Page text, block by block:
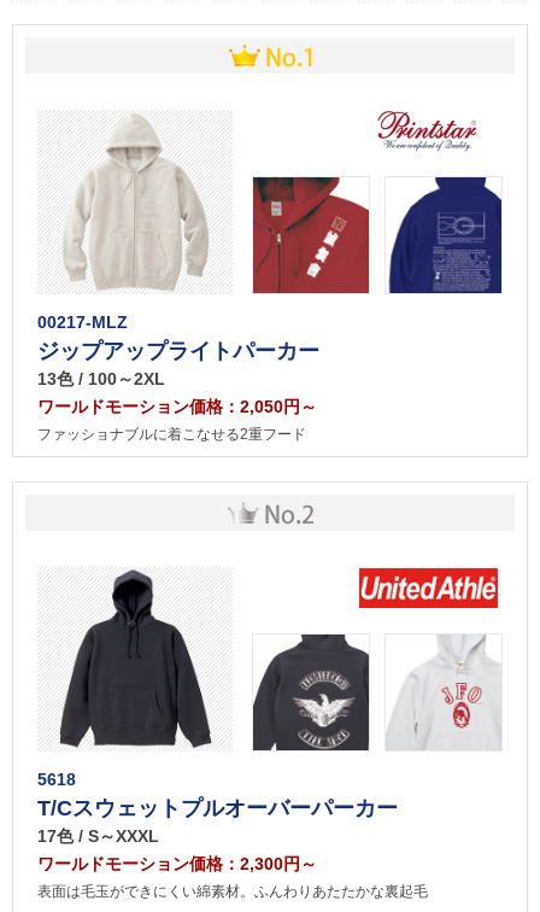
00217-MLZ
ジップアップライトパーカー
13色 / 100～2XL
ワールドモーション価格：2,050円～
ファッショナブルに着こなせる2重フード
5618
T/Cスウェットプルオーバーパーカー
17色 / S～XXXL
ワールドモーション価格：2,300円～
表面は毛玉ができにくい綿素材。ふんわりあたたかな裏起毛